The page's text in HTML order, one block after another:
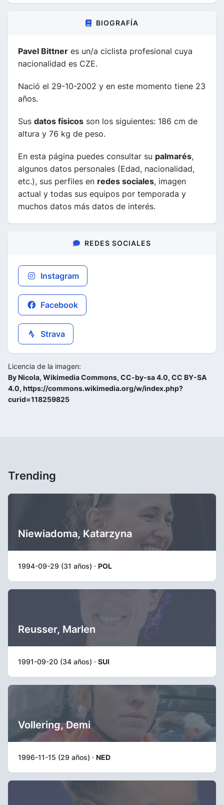
BIOGRAFÍA
Pavel Bittner es un/a ciclista profesional cuya
nacionalidad es CZE.
Nació el 29-10-2002 y en este momento tiene 23
años.
Sus datos físicos son los siguientes: 186 cm de
altura y 76 kg de peso.
En esta página puedes consultar su palmarés,
algunos datos personales (Edad, nacionalidad,
etc.), sus perfiles en redes sociales, imagen
actual y todas sus equipos por temporada y
muchos datos más datos de interés.
REDES SOCIALES
Instagram
Facebook
Strava
Licencia de la imagen:
By Nicola, Wikimedia Commons, CC-by-sa 4.0, CC BY-SA
4.0, https://commons.wikimedia.org/w/index.php?
curid=118259825
Trending
Niewiadoma, Katarzyna
1994-09-29 (31 años) · POL
Reusser, Marlen
1991-09-20 (34 años) · SUI
Vollering, Demi
1996-11-15 (29 años) · NED